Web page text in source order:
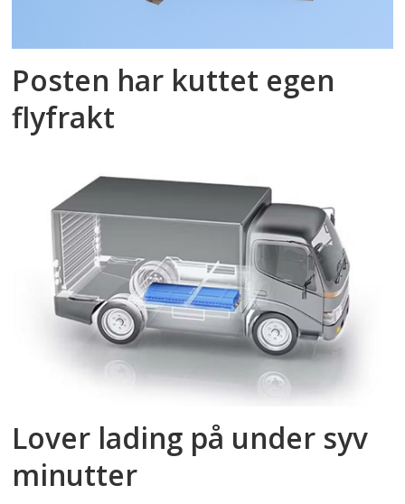
Posten har kuttet egen
flyfrakt
Lover lading på under syv
minutter